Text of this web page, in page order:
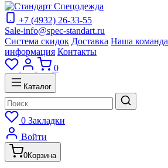
+7 (4932) 26-33-55
Sale-info@spec-standart.ru
Система скидок Доставка Наша команда
информация Контакты
0
Каталог
0 Закладки
Войти
0Корзина